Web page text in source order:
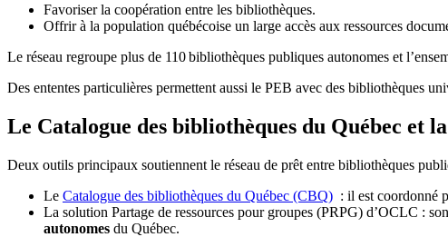
Favoriser la coopération entre les bibliothèques.
Offrir à la population québécoise un large accès aux ressources
Le réseau regroupe plus de 110bibliothèques publiques autonomes et l’
Des ententes particulières permettent aussi le PEB avec des bibliothèques
Le Catalogue des bibliothèques du Québec et
Deux outils principaux soutiennent le réseau de prêt entre bibliothèques
Le Catalogue des bibliothèques du Québec (CBQ) : il est coordonné
La solution Partage de ressources pour groupes (PRPG) d’OCLC :
autonomes du Québec.